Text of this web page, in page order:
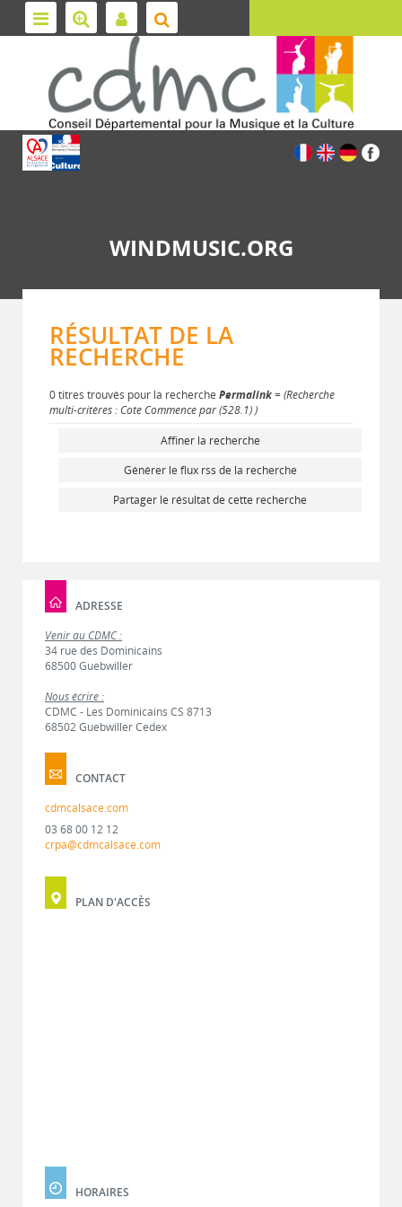
WINDMUSIC.ORG
RÉSULTAT DE LA
RECHERCHE
0 titres trouvés pour la recherche Permalink= (Recherche
multi-critères : Cote Commence par (528.1) )
Affiner la recherche
Générer le flux rss de la recherche
Partager le résultat de cette recherche
ADRESSE
Venir au CDMC :
34 rue des Dominicains
68500 Guebwiller
Nous écrire :
CDMC - Les Dominicains CS 8713
68502 Guebwiller Cedex
CONTACT
cdmcalsace.com
03 68 00 12 12
crpa@cdmcalsace.com
PLAN D'ACCÈS
HORAIRES